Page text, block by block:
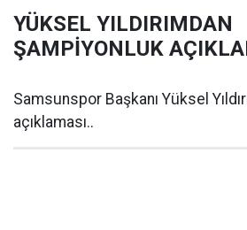
YÜKSEL YILDIRIMDAN
ŞAMPİYONLUK
Samsunspor Başkanı Yüksel
açıklaması..